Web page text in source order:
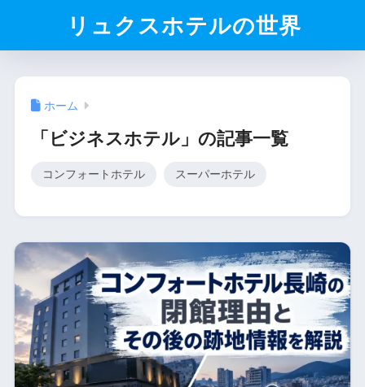
リュクスホテルの世界
ホーム
「ビジネスホテル」の記事一覧
コンフォートホテル スーパーホテル